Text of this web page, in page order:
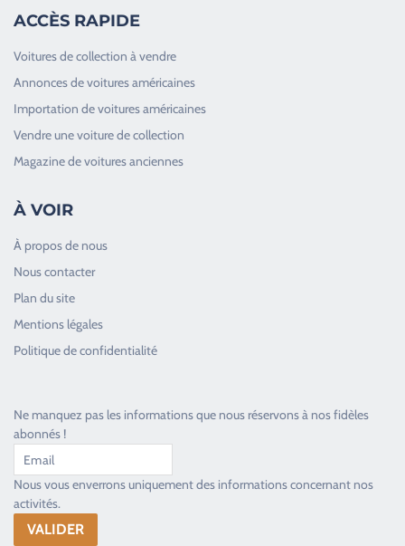
ACCÈS RAPIDE
Voitures de collection à vendre
Annonces de voitures américaines
Importation de voitures américaines
Vendre une voiture de collection
Magazine de voitures anciennes
À VOIR
À propos de nous
Nous contacter
Plan du site
Mentions légales
Politique de confidentialité
Ne manquez pas les informations que nous réservons à nos fidèles
abonnés !
Nous vous enverrons uniquement des informations concernant nos
activités.
Toujours heureux d'aider les passionnés